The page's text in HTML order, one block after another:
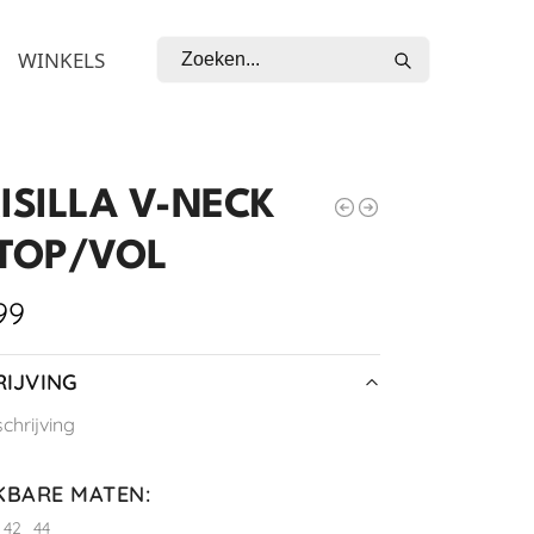
WINKELS
V-NECK
VOL
MATEN:
42 44